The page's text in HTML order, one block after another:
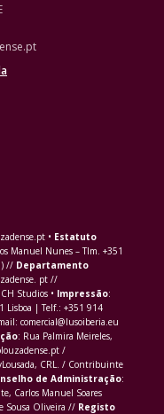
• Estatuto
Manuel Nunes – Tlm. +351
// Departamento
pt //
Studios • Impressão:
Lisboa | Telf.: +351 914
comercial@lusoiberia.eu
: Rua Palmira Meireles,
/
CRL. / Contribuinte
de Administração:
Carlos Manuel Soares
Sousa Oliveira // Registo